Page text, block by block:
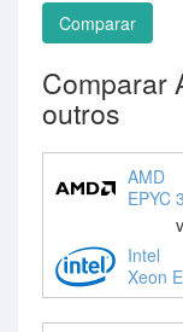
Comparar
Comparar
outros
AMD
EPYC
Intel
Xeon